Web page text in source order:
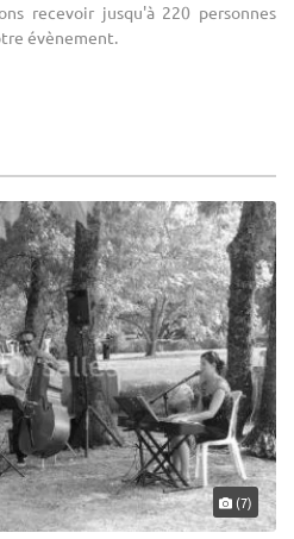
recevoir jusqu'à 220 personnes
évènement.
(7)